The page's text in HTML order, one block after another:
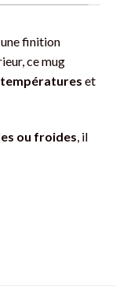
finition
ce mug
et
ou froides, il